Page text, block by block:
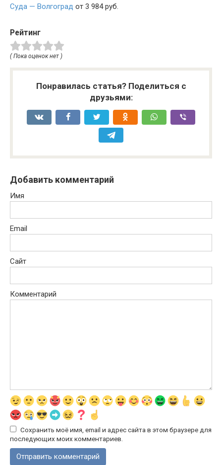
Суда — Волгоград от 3 984 руб.
Рейтинг
( Пока оценок нет )
Понравилась статья? Поделиться с
друзьями:
Добавить комментарий
Имя
Email
Сайт
Комментарий
Сохранить моё имя, email и адрес сайта в этом браузере для
последующих моих комментариев.